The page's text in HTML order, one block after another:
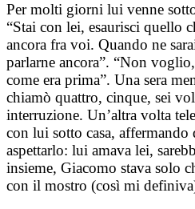
Per molti giorni lui venne
“Stai con lei, esaurisci quello
ancora fra voi. Quando ne
parlarne ancora”. “Non
come era prima”. Una sera
chiamò quattro, cinque, sei
interruzione. Un’altra volta
con lui sotto casa, affermando
aspettarlo: lui amava lei,
insieme, Giacomo stava solo
con il mostro (così mi